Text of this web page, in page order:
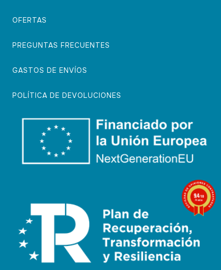
OFERTAS
PREGUNTAS FRECUENTES
GASTOS DE ENVÍOS
POLÍTICA DE DEVOLUCIONES
9.4/10
74 notas